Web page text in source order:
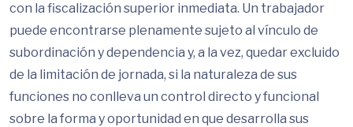
con la fiscalización superior inmediata. Un trabajador
puede encontrarse plenamente sujeto al vínculo de
subordinación y dependencia y, a la vez, quedar excluido
de la limitación de jornada, si la naturaleza de sus
funciones no conlleva un control directo y funcional
sobre la forma y oportunidad en que desarrolla sus